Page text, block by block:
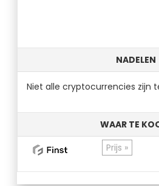
NADELEN
Niet alle cryptocurrencies zijn
WAAR TE
Prijs »